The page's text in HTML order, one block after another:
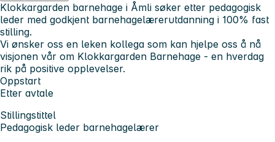
Klokkargarden barnehage i Åmli søker etter pedagogisk
leder med godkjent barnehagelærerutdanning i 100% fast
stilling.
Vi ønsker oss en leken kollega som kan hjelpe oss å nå
visjonen vår om Klokkargarden Barnehage - en hverdag
rik på positive opplevelser.
Oppstart
Etter avtale
Stillingstittel
Pedagogisk leder barnehagelærer